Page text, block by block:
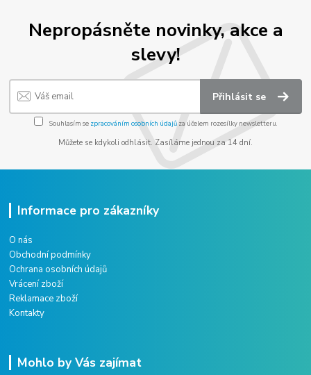
Nepropásněte novinky, akce a
slevy!
Přihlásit se
Souhlasím se zpracováním osobních údajůza účelem rozesílky newsletteru.
Můžete se kdykoli odhlásit. Zasíláme jednou za 14 dní.
Informace pro zákazníky
O nás
Obchodní podmínky
Ochrana osobních údajů
Vrácení zboží
Reklamace zboží
Kontakty
Mohlo by Vás zajímat